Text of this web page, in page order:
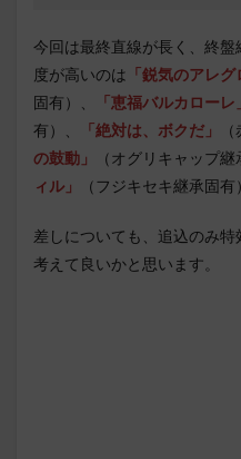
今回は最終直線が長く、終
度が高いのは 「鋭気のアレグ
固有）、
「恵福バルカローレ」
有）、
「絶対は、ボクだ」
の鼓動」
（オグリキャップ継
ィル」
（フジキセキ継承固有
差しについても、追込のみ
考えて良いかと思います。